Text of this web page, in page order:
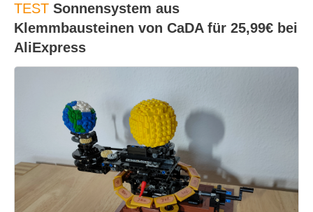
TEST Sonnensystem aus
Klemmbausteinen von CaDA für 25,99€ bei
AliExpress